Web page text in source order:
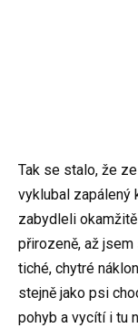
Tak se stalo, že
vyklubal zapálený
zabydleli
přirozeně, až
tiché, chytré
stejně jako psi
pohyb a vycítí i tu